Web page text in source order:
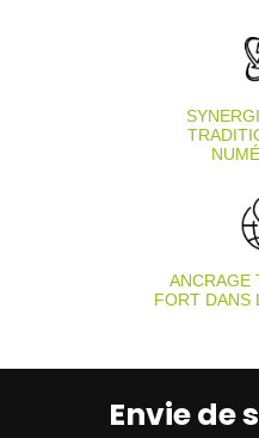
ANCRAGE
FORT DANS
Envie de